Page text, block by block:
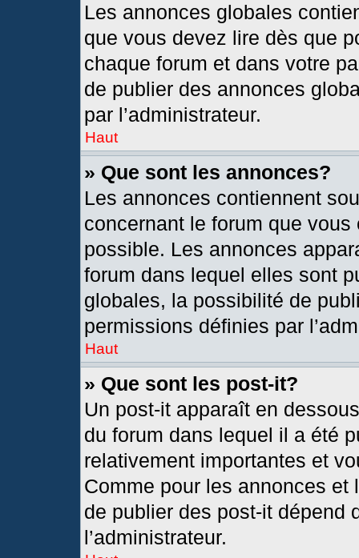
Les annonces globales
que vous devez lire dès que
chaque forum et dans votre
de publier des annonces
par l’administrateur.
Haut
» Que sont les annonces?
Les annonces contiennent
concernant le forum que
possible. Les annonces
forum dans lequel elles sont
globales, la possibilité de
permissions définies par
Haut
» Que sont les post-it?
Un post-it apparaît en
du forum dans lequel il a été
relativement importantes et
Comme pour les annonces
de publier des post-it dépend
l’administrateur.